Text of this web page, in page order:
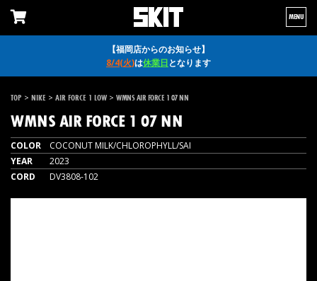
【福岡店からのお知らせ】
8/4(火)は休業日となります
MENU
TOP > NIKE > AIR FORCE 1 LOW > WMNS AIR FORCE 1 07 NN
WMNS AIR FORCE 1 07 NN
COLOR
COCONUT MILK/CHLOROPHYLL/SAI
YEAR
2023
CORD
DV3808-102